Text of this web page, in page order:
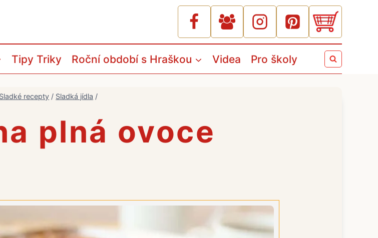
Tipy Triky Roční období s Hraškou Videa Pro školy
Sladké recepty / Sladká jídla /
plná ovoce